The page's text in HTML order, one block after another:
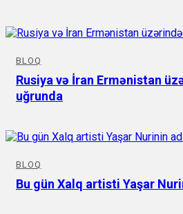
BLOQ
Rusiya və İran Ermənistan
uğrunda
BLOQ
Bu gün Xalq artisti Yaşar